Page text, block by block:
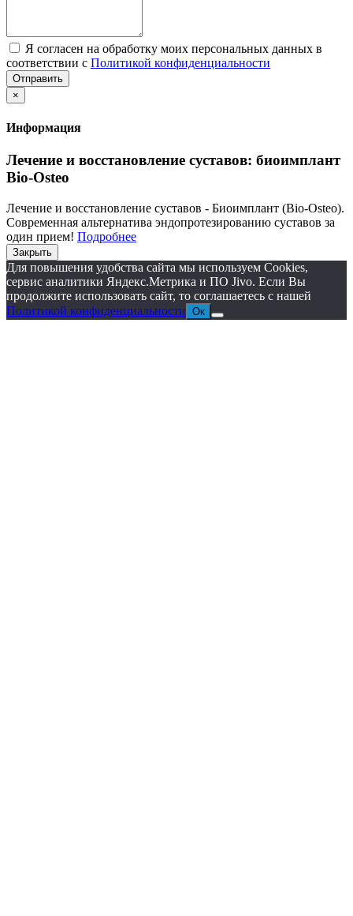
Я согласен на обработку моих персональных данных в
соответствии с Политикой конфиденциальности
Отправить
×
Информация
Лечение и восстановление суставов: биоимплант
Bio-Osteo
Лечение и восстановление суставов - Биоимплант (Bio-Osteo).
Современная альтернатива эндопротезированию суставов за
один прием! Подробнее
Закрыть
Для повышения удобства сайта мы используем Cookies,
сервис аналитики Яндекс.Метрика и ПО Jivo. Если Вы
продолжите использовать сайт, то соглашаетесь с нашей
Политикой конфиденциальности Ок